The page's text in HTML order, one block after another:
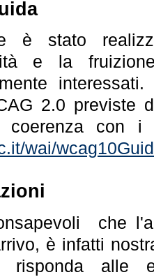
è stato
e la
2.0 previste
coerenza con i
wai/
che
è infatti
alle